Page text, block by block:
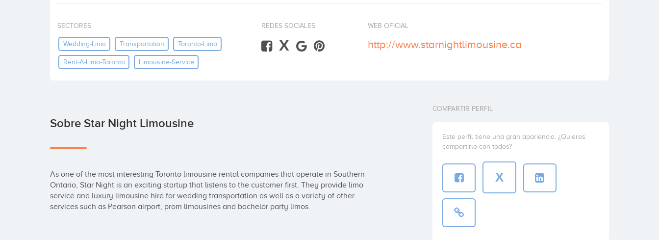
SECTORES
Wedding-Limo Transportation Toronto-Limo
Rent-A-Limo-Toronto Limousine-Service
REDES SOCIALES
X
WEB OFICIAL
http://www.starnightlimousine.ca
Sobre Star Night Limousine
As one of the most interesting Toronto limousine rental companies that operate in Southern
Ontario, Star Night is an exciting startup that listens to the customer first. They provide limo
service and luxury limousine hire for wedding transportation as well as a variety of other
services such as Pearson airport, prom limousines and bachelor party limos.
COMPARTIR PERFIL
Este perfil tiene una gran apariencia. ¿Quieres
compartirlo con todos?
X